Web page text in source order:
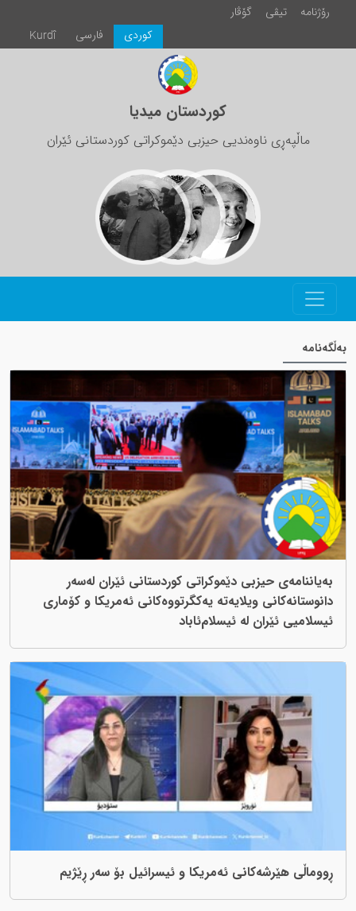
رۆژنامە تیڤی
گۆڤار
Kurdî
فارسی كوردی
کوردستان میدیا
ماڵپەڕی ناوەندیی حیزبی دێموکراتی کوردستانی ئێران
بەڵگەنامە
بەیاننامەی حیزبی دێموکراتی کوردستانی ئێران لەسەر
دانوستانەکانی ویلایەتە یەکگرتووەکانی ئەمریکا و کۆماری
ئیسلامیی ئێران لە ئیسلام‌ئاباد
ڕووماڵی هێرشەکانی ئەمریکا و ئیسرائیل بۆ سەر ڕێژیم